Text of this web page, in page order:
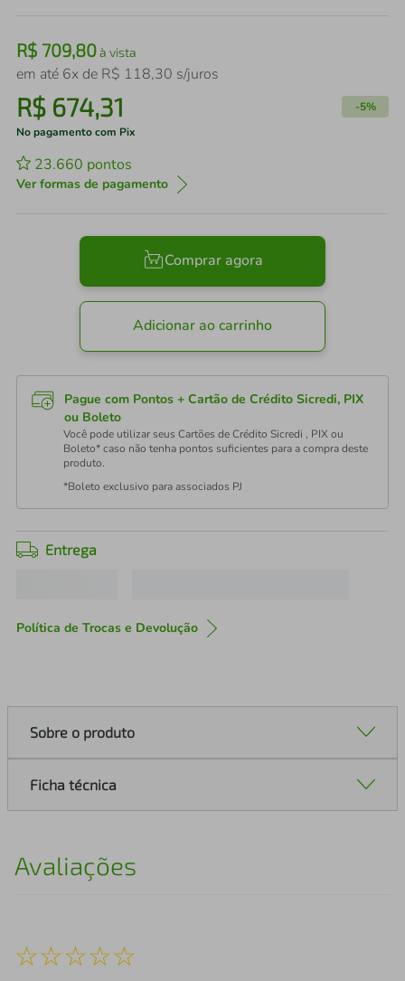
R$ 709,80à vista
em até 6x de R$ 118,30 s/juros
R$ 674,31 -5%
No pagamento com Pix
23.660 pontos
Ver formas de pagamento
Comprar agora
Adicionar ao carrinho
Pague com Pontos + Cartão de Crédito Sicredi, PIX
ou Boleto
Você pode utilizar seus Cartões de Crédito Sicredi , PIX ou
Boleto* caso não tenha pontos suficientes para a compra deste
produto.
*Boleto exclusivo para associados PJ
Entrega
Política de Trocas e Devolução
Sobre o produto
Ficha técnica
Avaliações
☆☆☆☆☆